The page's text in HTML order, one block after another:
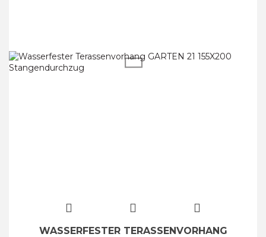
WASSERFESTER TERASSENVORHANG